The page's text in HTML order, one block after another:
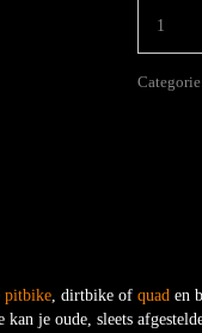
Dirtbike
Quad
150
pitbike, dirtbike of quad en
je oude, sleets